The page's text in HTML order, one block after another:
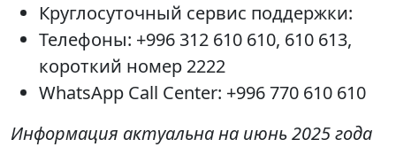
Круглосуточный сервис поддержки:
Телефоны: +996 312 610 610, 610 613,
короткий номер 2222
WhatsApp Call Center: +996 770 610 610
Информация актуальна на июнь 2025 года